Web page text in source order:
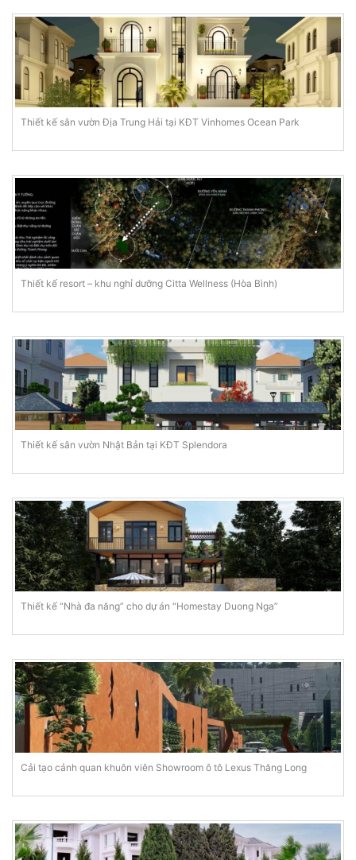
Thiết kế sân vườn Địa Trung Hải tại KĐT Vinhomes Ocean Park
Thiết kế resort – khu nghỉ dưỡng Citta Wellness (Hòa Bình)
Thiết kế sân vườn Nhật Bản tại KĐT Splendora
Thiết kế “Nhà đa năng” cho dự án “Homestay Duong Nga”
Cải tạo cảnh quan khuôn viên Showroom ô tô Lexus Thăng Long